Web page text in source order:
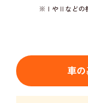
※ⅠやⅡなどの機
車